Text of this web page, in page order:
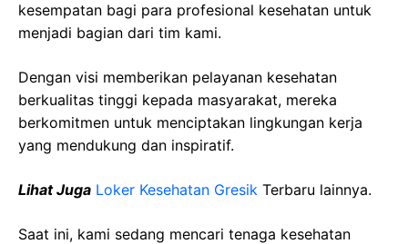
kesempatan bagi para profesional kesehatan untuk
menjadi bagian dari tim kami.
Dengan visi memberikan pelayanan kesehatan
berkualitas tinggi kepada masyarakat, mereka
berkomitmen untuk menciptakan lingkungan kerja
yang mendukung dan inspiratif.
Lihat Juga Loker Kesehatan Gresik Terbaru lainnya.
Saat ini, kami sedang mencari tenaga kesehatan